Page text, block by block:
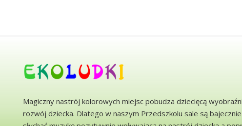
Magiczny nastrój kolorowych miejsc pobudza dziecięcą
rozwój dziecka. Dlatego w naszym Przedszkolu sale są